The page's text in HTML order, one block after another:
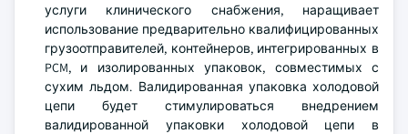
услуги клинического снабжения, наращивает
использование предварительно квалифицированных
грузоотправителей, контейнеров, интегрированных в
PCM, и изолированных упаковок, совместимых с
сухим льдом. Валидированная упаковка холодовой
цепи будет стимулироваться внедрением
валидированной упаковки холодовой цепи в